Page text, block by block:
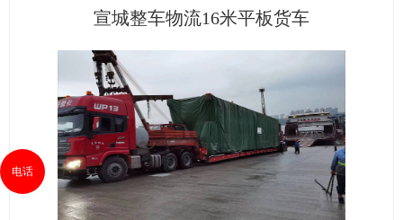
宣城整车物流16米平板货车
电话